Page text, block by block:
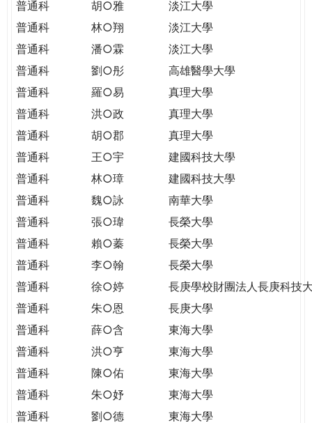
普通科 胡○雅
淡江大學
普通科
林○翔
淡江大學
普通科
潘○霖
淡江大學
普通科
劉○彤
高雄醫學大學
普通科
羅○易
真理大學
普通科
洪○政
真理大學
普通科
胡○郡
真理大學
普通科
王○宇
建國科技大學
普通科
林○璋
建國科技大學
普通科
魏○詠
南華大學
普通科
張○瑋
長榮大學
普通科
賴○蓁
長榮大學
普通科
李○翰
長榮大學
普通科
徐○婷
長庚學校財團法人長庚科技
普通科
朱○恩
長庚大學
普通科
薛○含
東海大學
普通科
洪○亨
東海大學
普通科
陳○佑
東海大學
普通科
朱○妤
東海大學
普通科
劉○德
東海大學